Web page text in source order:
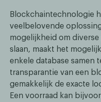
Blockchaintechnologie
veelbelovende
mogelijkheid om
slaan, maakt het
enkele database samen
transparantie van een
gemakkelijk de exacte
Een voorraad kan